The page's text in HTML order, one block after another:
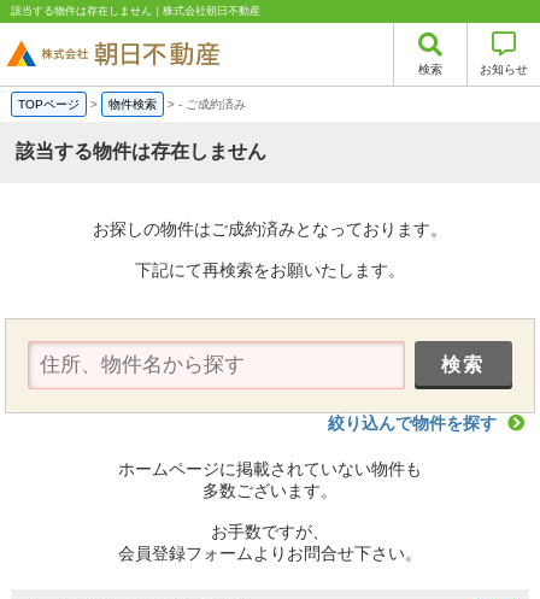
該当する物件は存在しません｜株式会社朝日不動産
検索 お知らせ
TOPページ > 物件検索 >- ご成約済み
該当する物件は存在しません
お探しの物件はご成約済みとなっております。
下記にて再検索をお願いたします。
絞り込んで物件を探す
ホームページに掲載されていない物件も
多数ございます。
お手数ですが、
会員登録フォームよりお問合せ下さい。